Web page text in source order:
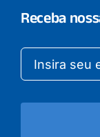
Receba